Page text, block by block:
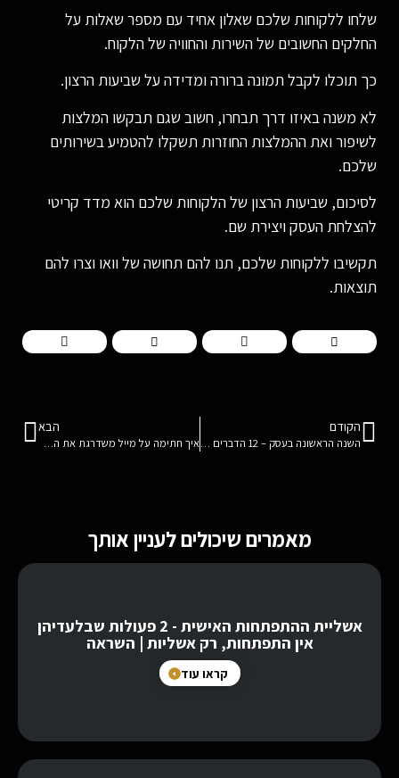
שלחו ללקוחות שלכם שאלון אחיד עם מספר שאלות על
החלקים החשובים של השירות והחוויה של הלקוח.
כך תוכלו לקבל תמונה ברורה ומדידה על שביעות הרצון.
לא משנה באיזו דרך תבחרו, חשוב שגם תבקשו המלצות
לשיפור ואת ההמלצות החוזרות תשקלו להטמיע בשירותים
שלכם.
לסיכום, שביעות הרצון של הלקוחות שלכם הוא מדד קריטי
להצלחת העסק ויצירת שם.
תקשיבו ללקוחות שלכם, תנו להם תחושה של וואו וצרו להם
תוצאות.
הקודם
השנה הראשונה בעסק – 12 הדברים שלא אמרו לכם
הבא
איך חתימה על מייל משדרגת את השיווק שלכם
מאמרים שיכולים לעניין אותך
אשליית ההתפתחות האישית - 2 פעולות שבלעדיהן
אין התפתחות, רק אשליות | השראה
קראו עוד